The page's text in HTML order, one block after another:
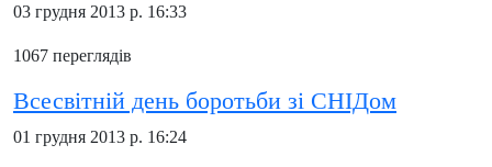
03 грудня 2013 р. 16:33
1067 переглядів
Всесвітній день боротьби зі СНІДом
01 грудня 2013 р. 16:24